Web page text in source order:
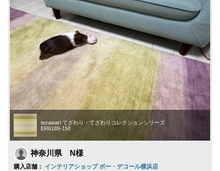
tezawari てざわり・てざわりコレクションシリーズ
ER6189-150
神奈川県 N様
購入店舗： インテリアショップ ボー・デコール横浜店